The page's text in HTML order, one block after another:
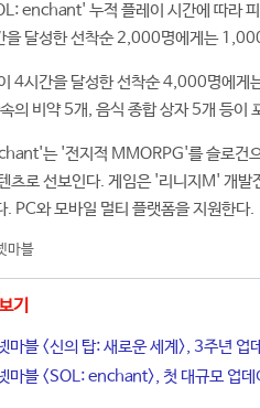
enchant' 누적 플레이 시간에 따라
을 달성한 선착순 2,000명에게는
4시간을 달성한 선착순 4,000명에
의 비약 5개, 음식 종합 상자 5개 등이
는 '전지적 MMORPG'를 슬로건
츠로 선보인다. 게임은 '리니지M' 개발
. PC와 모바일 멀티 플랫폼을 지원한다.
마블
기
마블 <신의 탑: 새로운 세계>, 3주년 업
마블 <SOL: enchant>, 첫 대규모 업